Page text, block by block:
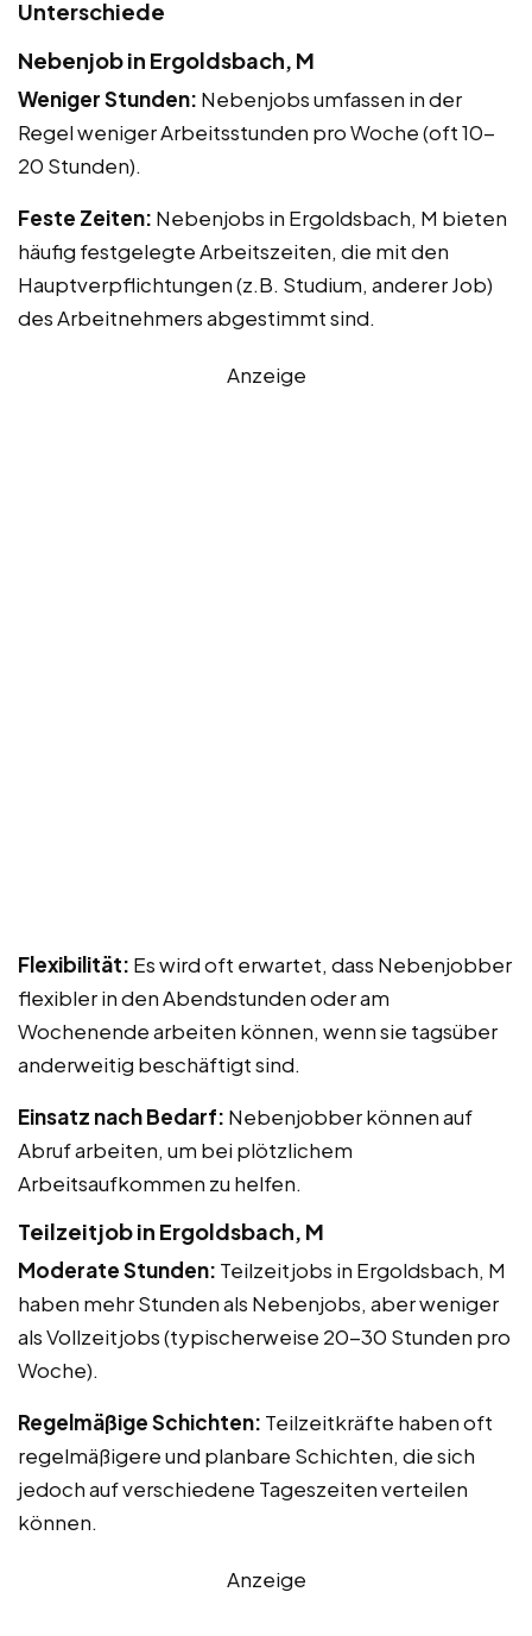
Unterschiede
Nebenjob in Ergoldsbach, M
Weniger Stunden: Nebenjobs umfassen in der
Regel weniger Arbeitsstunden pro Woche (oft 10-
20 Stunden).
Feste Zeiten: Nebenjobs in Ergoldsbach, M bieten
häufig festgelegte Arbeitszeiten, die mit den
Hauptverpflichtungen (z.B. Studium, anderer Job)
des Arbeitnehmers abgestimmt sind.
Anzeige
Flexibilität: Es wird oft erwartet, dass Nebenjobber
flexibler in den Abendstunden oder am
Wochenende arbeiten können, wenn sie tagsüber
anderweitig beschäftigt sind.
Einsatz nach Bedarf: Nebenjobber können auf
Abruf arbeiten, um bei plötzlichem
Arbeitsaufkommen zu helfen.
Teilzeitjob in Ergoldsbach, M
Moderate Stunden: Teilzeitjobs in Ergoldsbach, M
haben mehr Stunden als Nebenjobs, aber weniger
als Vollzeitjobs (typischerweise 20-30 Stunden pro
Woche).
Regelmäßige Schichten: Teilzeitkräfte haben oft
regelmäßigere und planbare Schichten, die sich
jedoch auf verschiedene Tageszeiten verteilen
können.
Anzeige